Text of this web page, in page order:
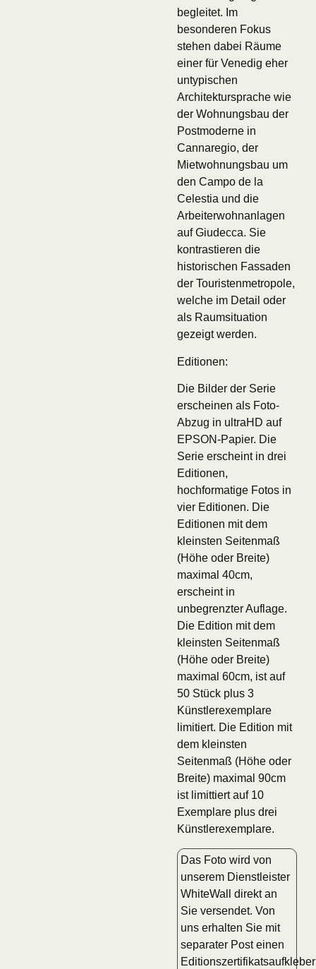
begleitet. Im
besonderen Fokus
stehen dabei Räume
einer für Venedig eher
untypischen
Architektursprache wie
der Wohnungsbau der
Postmoderne in
Cannaregio, der
Mietwohnungsbau um
den Campo de la
Celestia und die
Arbeiterwohnanlagen
auf Giudecca. Sie
kontrastieren die
historischen Fassaden
der Touristenmetropole,
welche im Detail oder
als Raumsituation
gezeigt werden.
Editionen:
Die Bilder der Serie
erscheinen als Foto-
Abzug in ultraHD auf
EPSON-Papier. Die
Serie erscheint in drei
Editionen,
hochformatige Fotos in
vier Editionen. Die
Editionen mit dem
kleinsten Seitenmaß
(Höhe oder Breite)
maximal 40cm,
erscheint in
unbegrenzter Auflage.
Die Edition mit dem
kleinsten Seitenmaß
(Höhe oder Breite)
maximal 60cm, ist auf
50 Stück plus 3
Künstlerexemplare
limitiert. Die Edition mit
dem kleinsten
Seitenmaß (Höhe oder
Breite) maximal 90cm
ist limittiert auf 10
Exemplare plus drei
Künstlerexemplare.
Das Foto wird von
unserem Dienstleister
WhiteWall direkt an
Sie versendet. Von
uns erhalten Sie mit
separater Post einen
Editionszertifikatsaufkleber